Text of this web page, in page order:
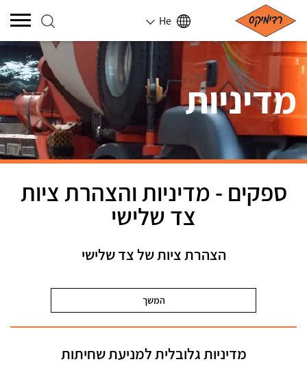
He
מדיניות
ספקים - מדיניות והצהרת ציות
צד שלישי
הצהרת ציות של צד שלישי
המשך
מדיניות גלובלית למניעת שחיתות